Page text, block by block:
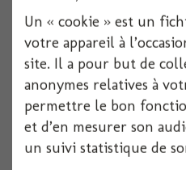
Un « cookie » est un
votre appareil à
site. Il a pour but de
anonymes relatives à
permettre le bon
et d’en mesurer son
un suivi statistique de